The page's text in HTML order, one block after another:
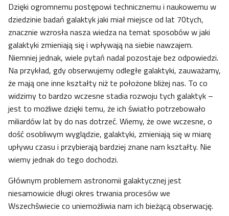
Dzięki ogromnemu postępowi technicznemu i naukowemu w
dziedzinie badań galaktyk jaki miał miejsce od lat 70tych,
znacznie wzrosła nasza wiedza na temat sposobów w jaki
galaktyki zmieniają się i wpływają na siebie nawzajem.
Niemniej jednak, wiele pytań nadal pozostaje bez odpowiedzi.
Na przykład, gdy obserwujemy odległe galaktyki, zauważamy,
że mają one inne kształty niż te położone bliżej nas. To co
widzimy to bardzo wczesne stadia rozwoju tych galaktyk –
jest to możliwe dzięki temu, że ich światło potrzebowało
miliardów lat by do nas dotrzeć. Wiemy, że owe wczesne, o
dość osobliwym wyglądzie, galaktyki, zmieniają się w miarę
upływu czasu i przybierają bardziej znane nam kształty. Nie
wiemy jednak do tego dochodzi.
Głównym problemem astronomii galaktycznej jest
niesamowicie długi okres trwania procesów we
Wszechświecie co uniemożliwia nam ich bieżącą obserwację.